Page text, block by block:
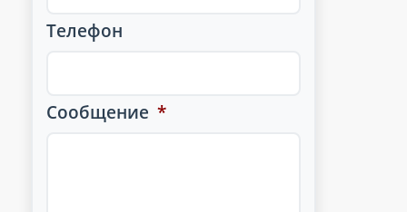
Телефон
Сообщение *